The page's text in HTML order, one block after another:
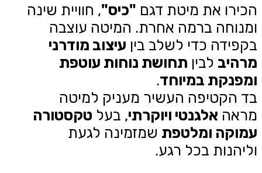
הכירו את מיטת דגם "כיס", חוויית שינה
ומנוחה ברמה אחרת. המיטה עוצבה
בקפידה כדי לשלב בין עיצוב מודרני
מרהיב לבין תחושת נוחות עוטפת
ומפנקת במיוחד.
בד הקטיפה העשיר מעניק למיטה
מראה אלגנטי ויוקרתי, בעל טקסטורה
עמוקה ומלטפת שמזמינה לגעת
וליהנות בכל רגע.